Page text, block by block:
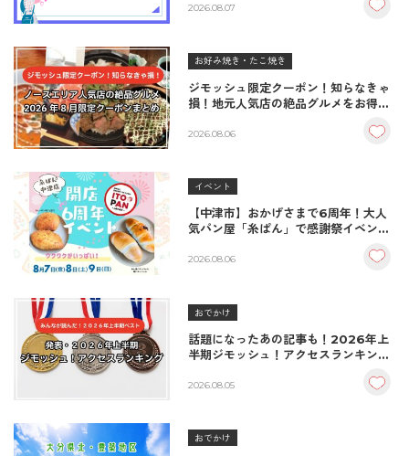
2026.08.07
お好み焼き・たこ焼き
ジモッシュ限定クーポン！知らなきゃ
損！地元人気店の絶品グルメをお得に
2026.08.06
イベント
【中津市】おかげさまで6周年！大人
気パン屋「糸ぱん」で感謝祭イベント
♪（8/7〜8/9）
2026.08.06
おでかけ
話題になったあの記事も！2026年上
半期ジモッシュ！アクセスランキング
2026.08.05
おでかけ